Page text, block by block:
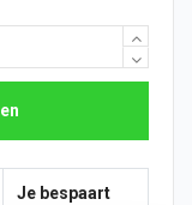
Je bespaart